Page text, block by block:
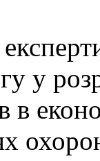
у
в